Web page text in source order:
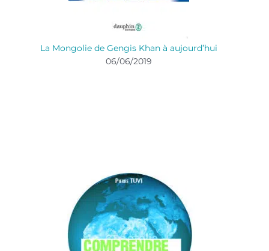
La Mongolie de Gengis Khan à aujourd’hui
06/06/2019